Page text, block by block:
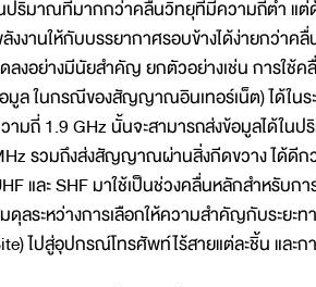
ปริมาณที่มากกว่าคลื่นวิทยุที่มีความถี่ต่ำ แ
งงานให้กับบรรยากาศรอบข้างได้ง่ายกว่าค
ลงอย่างมีนัยสำคัญ ยกตัวอย่างเช่น การใช้
มูล ในกรณีของสัญญาณอินเทอร์เน็ต) ได้ใน
ามถี่ 1.9 GHz นั้นจะสามารถส่งข้อมูลได้ใ
รวมถึงส่งสัญญาณผ่านสิ่งกีดขวาง ได้ดีก
และ SHF มาใช้เป็นช่วงคลื่นหลักสำหรับก
ดุลระหว่างการเลือกให้ความสำคัญกับระยะ
ไปสู่อุปกรณ์โทรศัพท์ไร้สายแต่ละชิ้น และ